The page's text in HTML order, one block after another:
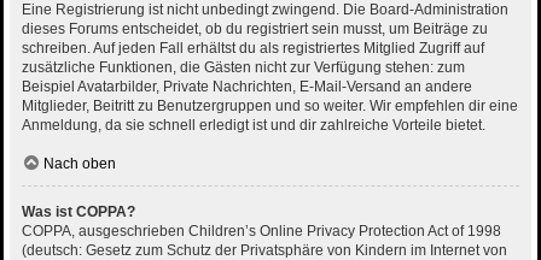
Eine Registrierung ist nicht unbedingt zwingend. Die Board-Administration
dieses Forums entscheidet, ob du registriert sein musst, um Beiträge zu
schreiben. Auf jeden Fall erhältst du als registriertes Mitglied Zugriff auf
zusätzliche Funktionen, die Gästen nicht zur Verfügung stehen: zum
Beispiel Avatarbilder, Private Nachrichten, E-Mail-Versand an andere
Mitglieder, Beitritt zu Benutzergruppen und so weiter. Wir empfehlen dir eine
Anmeldung, da sie schnell erledigt ist und dir zahlreiche Vorteile bietet.
Nach oben
Was ist COPPA?
COPPA, ausgeschrieben Children’s Online Privacy Protection Act of 1998
(deutsch: Gesetz zum Schutz der Privatsphäre von Kindern im Internet von